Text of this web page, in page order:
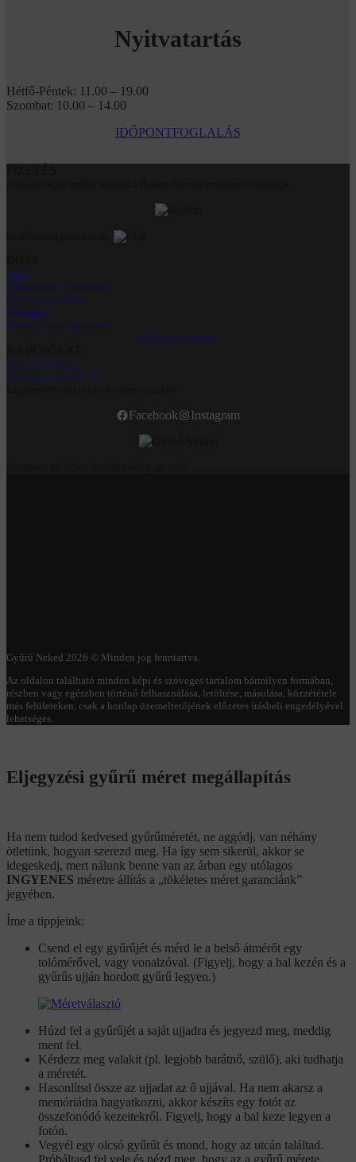
Nyitvatartás
Hétfő-Péntek: 11.00 – 19.00
Szombat: 10.00 – 14.00
IDŐPONTFOGLALÁS
ÁSZF
Adatkezelési tájékoztató
Szállítás és fizetés
Kapcsolat
Elállási igény beküldése
Sütik testreszabása
+36 70 771 6651
info@gyuruneked.hu
Facebook Instagram
Gyűrű Neked 2026 © Minden jog fenntartva.
Az oldalon található minden képi és szöveges tartalom bármilyen formában,
részben vagy egészben történő felhasználása, letöltése, másolása, közzététele
más felületeken, csak a honlap üzemeltetőjének előzetes írásbeli engedélyével
lehetséges.
Eljegyzési gyűrű méret megállapítás
Ha nem tudod kedvesed gyűrűméretét, ne aggódj, van néhány
ötletünk, hogyan szerezd meg. Ha így sem sikerül, akkor se
idegeskedj, mert nálunk benne van az árban egy utólagos
INGYENES méretre állítás a „tökéletes méret garanciánk”
jegyében.
Íme a tippjeink:
Csend el egy gyűrűjét és mérd le a belső átmérőt egy
tolómérővel, vagy vonalzóval. (Figyelj, hogy a bal kezén és a
gyűrűs ujján hordott gyűrű legyen.)
Húzd fel a gyűrűjét a saját ujjadra és jegyezd meg, meddig
ment fel.
Kérdezz meg valakit (pl. legjobb barátnő, szülő), aki tudhatja
a méretét.
Hasonlítsd össze az ujjadat az ő ujjával. Ha nem akarsz a
memóriádra hagyatkozni, akkor készíts egy fotót az
összefonódó kezeitekről. Figyelj, hogy a bal keze legyen a
fotón.
Vegyél egy olcsó gyűrűt és mond, hogy az utcán találtad.
Próbáltasd fel vele és nézd meg, hogy az a gyűrű mérete